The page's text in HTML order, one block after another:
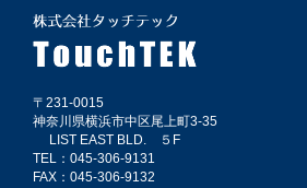
〒231-0015
神奈川県横浜市中区尾上町3-35
LIST EAST BLD. ５F
TEL：045-306-9131
FAX：045-306-9132